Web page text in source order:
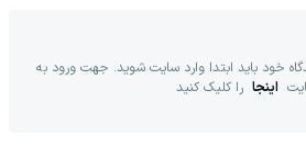
خود باید ابتدا وارد سایت شوید. جهت ورود به
اینجا را کلیک کنید